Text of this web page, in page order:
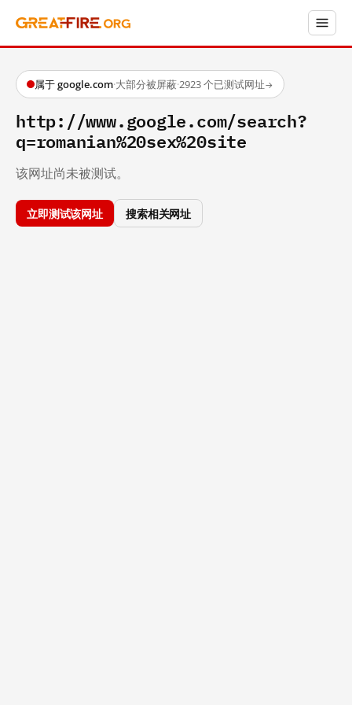
属于 google.com·大部分被屏蔽·2923 个已测试网址→
http://www.google.com/search?
q=romanian%20sex%20site
该网址尚未被测试。
立即测试该网址 搜索相关网址